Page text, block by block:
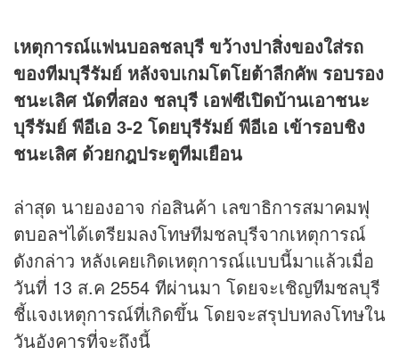
เหตุการณ์แฟนบอลชลบุรี ขว้างปาสิ่งของใส่รถ
ของทีมบุรีรัมย์ หลังจบเกมโตโยต้าลีกคัพ รอบรอง
ชนะเลิศ นัดที่สอง ชลบุรี เอฟซีเปิดบ้านเอาชนะ
บุรีรัมย์ พีอีเอ 3-2 โดยบุรีรัมย์ พีอีเอ เข้ารอบชิง
ชนะเลิศ ด้วยกฎประตูทีมเยือน
ล่าสุด นายองอาจ ก่อสินค้า เลขาธิการสมาคมฟุ
ตบอลฯได้เตรียมลงโทษทีมชลบุรีจากเหตุการณ์
ดังกล่าว หลังเคยเกิดเหตุการณ์แบบนี้มาแล้วเมื่อ
วันที่ 13 ส.ค 2554 ทีผ่านมา โดยจะเชิญทีมชลบุรี
ชี้แจงเหตุการณ์ที่เกิดขึ้น โดยจะสรุปบทลงโทษใน
วันอังคารที่จะถึงนี้